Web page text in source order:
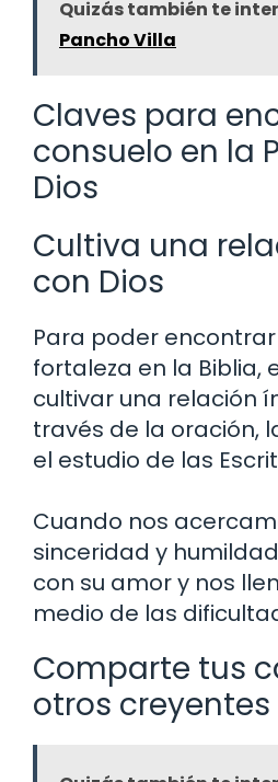
Quizás también te
Pancho Villa
Claves para
consuelo en la
Dios
Cultiva una
con Dios
Para poder
fortaleza en la Biblia,
cultivar una relación
través de la oración,
el estudio de las
Cuando nos
sinceridad y
con su amor y nos
medio de las
Comparte tus
otros creyentes